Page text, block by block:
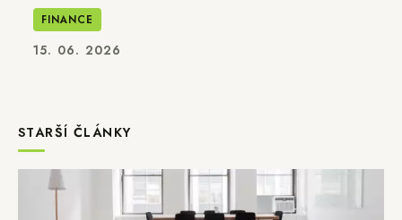
FINANCE
15. 06. 2026
STARŠÍ ČLÁNKY